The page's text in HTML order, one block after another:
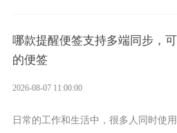
哪款提醒便签支持多端同步，
的便签
2026-08-07 11:00:00
日常的工作和生活中，很多人同时使